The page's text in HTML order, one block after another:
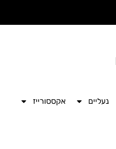
נעליים
אקססורייז